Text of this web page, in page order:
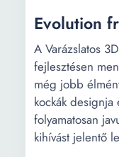
Evolution
A Varázslatos
fejlesztésen
még jobb
kockák designja
folyamatosan
kihívást jelentő